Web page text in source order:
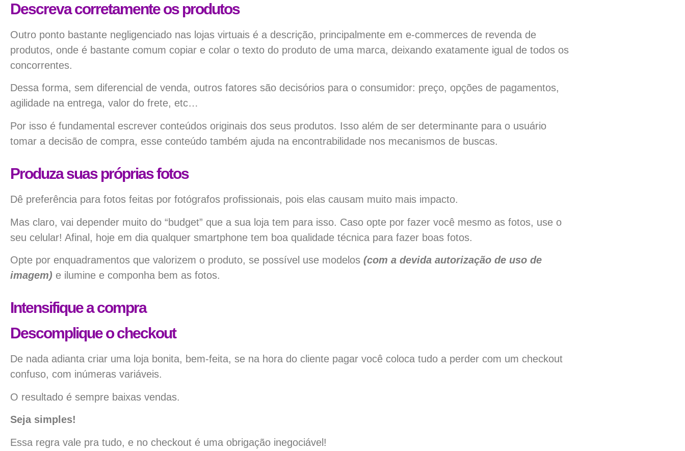
Descreva corretamente os produtos
Outro ponto bastante negligenciado nas lojas virtuais é a descrição, principalmente em e-commerces de revenda de
produtos, onde é bastante comum copiar e colar o texto do produto de uma marca, deixando exatamente igual de todos os
concorrentes.
Dessa forma, sem diferencial de venda, outros fatores são decisórios para o consumidor: preço, opções de pagamentos,
agilidade na entrega, valor do frete, etc…
Por isso é fundamental escrever conteúdos originais dos seus produtos. Isso além de ser determinante para o usuário
tomar a decisão de compra, esse conteúdo também ajuda na encontrabilidade nos mecanismos de buscas.
Produza suas próprias fotos
Dê preferência para fotos feitas por fotógrafos profissionais, pois elas causam muito mais impacto.
Mas claro, vai depender muito do “budget” que a sua loja tem para isso. Caso opte por fazer você mesmo as fotos, use o
seu celular! Afinal, hoje em dia qualquer smartphone tem boa qualidade técnica para fazer boas fotos.
Opte por enquadramentos que valorizem o produto, se possível use modelos (com a devida autorização de uso de
imagem) e ilumine e componha bem as fotos.
Intensifique a compra
Descomplique o checkout
De nada adianta criar uma loja bonita, bem-feita, se na hora do cliente pagar você coloca tudo a perder com um checkout
confuso, com inúmeras variáveis.
O resultado é sempre baixas vendas.
Seja simples!
Essa regra vale pra tudo, e no checkout é uma obrigação inegociável!